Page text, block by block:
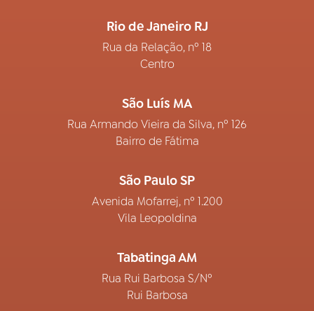
Rio de Janeiro RJ
Rua da Relação, nº 18
Centro
São Luís MA
Rua Armando Vieira da Silva, nº 126
Bairro de Fátima
São Paulo SP
Avenida Mofarrej, nº 1.200
Vila Leopoldina
Tabatinga AM
Rua Rui Barbosa S/Nº
Rui Barbosa